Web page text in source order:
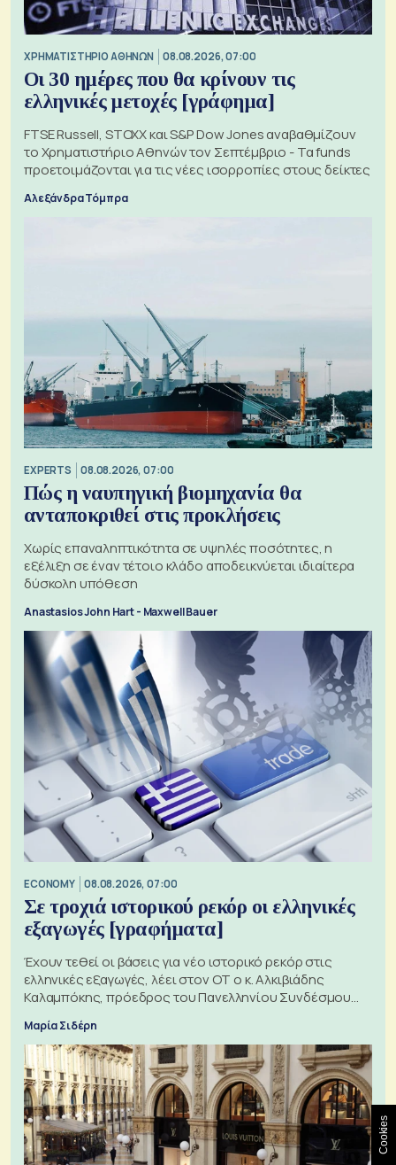
XΡΗΜΑΤΙΣΤΗΡΙΟ ΑΘΗΝΩΝ 08.08.2026, 07:00
Οι 30 ημέρες που θα κρίνουν τις
ελληνικές μετοχές [γράφημα]
FTSE Russell, STOXX και S&P Dow Jones αναβαθμίζουν
το Χρηματιστήριο Αθηνών τον Σεπτέμβριο - Τα funds
προετοιμάζονται για τις νέες ισορροπίες στους δείκτες
Αλεξάνδρα Τόμπρα
EXPERTS 08.08.2026, 07:00
Πώς η ναυπηγική βιομηχανία θα
ανταποκριθεί στις προκλήσεις
Χωρίς επαναληπτικότητα σε υψηλές ποσότητες, η
εξέλιξη σε έναν τέτοιο κλάδο αποδεικνύεται ιδιαίτερα
δύσκολη υπόθεση
Anastasios John Hart - Maxwell Bauer
ECONOMY 08.08.2026, 07:00
Σε τροχιά ιστορικού ρεκόρ οι ελληνικές
εξαγωγές [γραφήματα]
Έχουν τεθεί οι βάσεις για νέο ιστορικό ρεκόρ στις
ελληνικές εξαγωγές, λέει στον ΟΤ ο κ. Αλκιβιάδης
Καλαμπόκης, πρόεδρος του Πανελληνίου Συνδέσμου
Μαρία Σιδέρη
Cookies